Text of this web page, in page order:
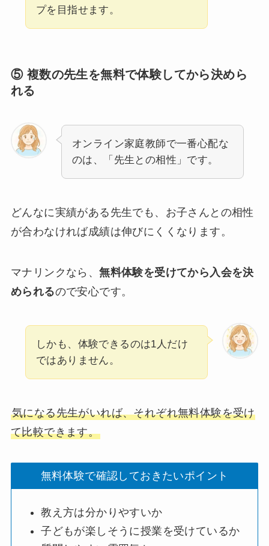
プを目指せます。
⑤ 複数の先生を無料で体験してから決めら
れる
オンライン家庭教師で一番心配な
のは、「先生との相性」です。
どんなに実績がある先生でも、お子さんとの相性
が合わなければ成績は伸びにくくなります。
マナリンクなら、無料体験を受けてから入会を決
められるので安心です。
しかも、体験できるのは1人だけ
ではありません。
気になる先生がいれば、それぞれ無料体験を受け
て比較できます。
無料体験で確認しておきたいポイント
教え方は分かりやすいか
子どもが楽しそうに授業を受けているか